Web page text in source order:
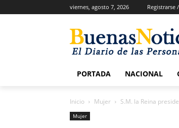
viernes, agosto 7, 2026 Registrarse
PORTADA NACIONAL
Inicio Mujer S.M. la Reina
Mujer